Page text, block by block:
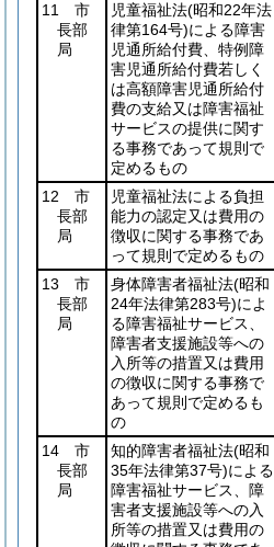
11 市
長部
局
児童福祉法(昭和22年法
律第164号)による障害
児通所給付費、特例障
害児通所給付費若しく
は高額障害児通所給付
費の支給又は障害福祉
サービスの提供に関す
る事務であって規則で
定めるもの
12 市
長部
局
児童福祉法による負担
能力の認定又は費用の
徴収に関する事務であ
って規則で定めるもの
13 市
長部
局
身体障害者福祉法(昭和
24年法律第283号)によ
る障害福祉サービス、
障害者支援施設等への
入所等の措置又は費用
の徴収に関する事務で
あって規則で定めるも
の
14 市
長部
局
知的障害者福祉法(昭和
35年法律第37号)による
障害福祉サービス、障
害者支援施設等への入
所等の措置又は費用の